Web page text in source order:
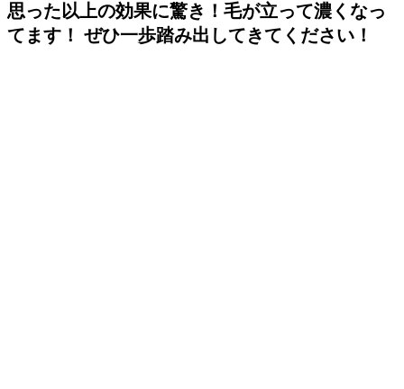
思った以上の効果に驚き！毛が立って濃くなっ
てます！ ぜひ一歩踏み出してきてください！